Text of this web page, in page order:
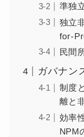
準独
独立
for-
民間
ガバナン
制度
離と
効率
NPM